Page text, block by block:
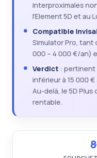
→ Tous les scanners
Sur implant
PAP
PAC
Gouttières
Lexique dentaire
interproximales
l'Element 5D et au
Compatible
Simulator Pro, tant
000 – 4 000 €/an)
Verdict :
inférieur à 15 000
Au-delà, le 5D
rentable.